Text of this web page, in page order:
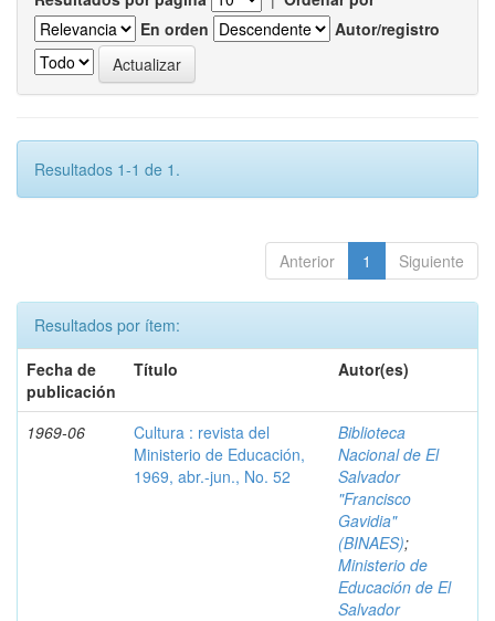
En orden
Autor/registro
Resultados 1-1 de 1.
Anterior 1 Siguiente
Resultados por ítem:
Fecha de
publicación
Título Autor(es)
1969-06
Cultura : revista del
Ministerio de Educación,
1969, abr.-jun., No. 52
Biblioteca
Nacional de El
Salvador
"Francisco
Gavidia"
(BINAES);
Ministerio de
Educación de El
Salvador